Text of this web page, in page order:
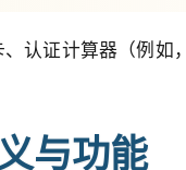
认证计算器（例如
与功能